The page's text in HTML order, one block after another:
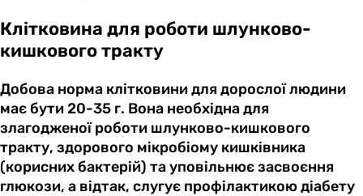
Клітковина для роботи шлунково-
кишкового тракту
Добова норма клітковини для дорослої людини
має бути 20-35 г. Вона необхідна для
злагодженої роботи шлунково-кишкового
тракту, здорового мікробіому кишківника
(корисних бактерій) та уповільнює засвоєння
глюкози, а відтак, слугує профілактикою діабету